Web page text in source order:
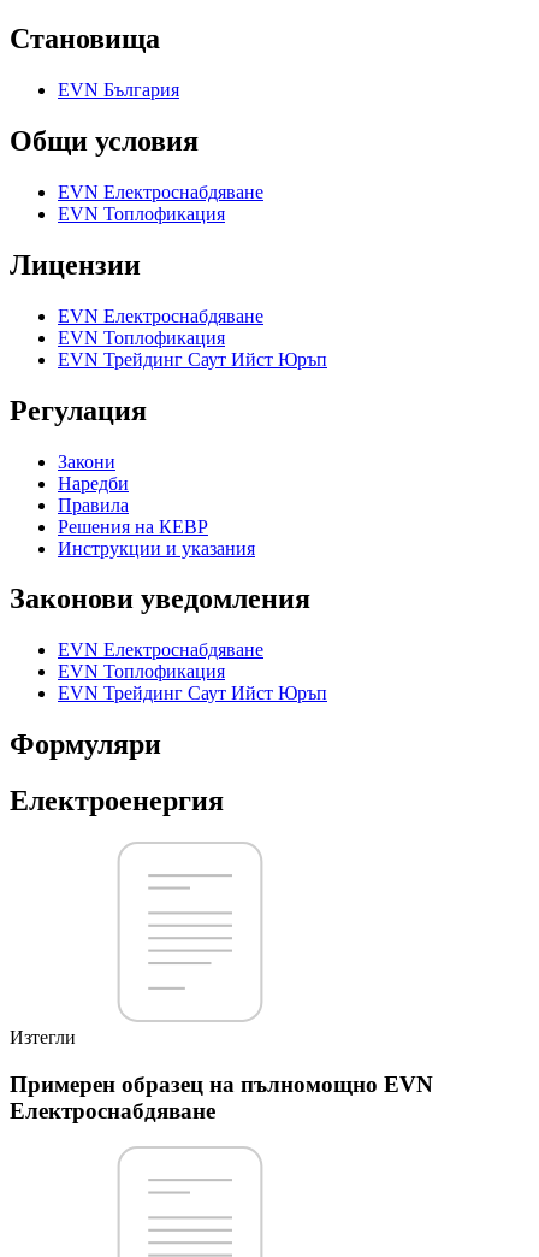
Становища
EVN България
Общи условия
EVN Електроснабдяване
EVN Топлофикация
Лицензии
EVN Електроснабдяване
EVN Топлофикация
EVN Трейдинг Саут Ийст Юръп
Регулация
Закони
Наредби
Правила
Решения на КЕВР
Инструкции и указания
Законови уведомления
EVN Електроснабдяване
EVN Топлофикация
EVN Трейдинг Саут Ийст Юръп
Формуляри
Електроенергия
Изтегли
Примерен образец на пълномощно EVN
Електроснабдяване